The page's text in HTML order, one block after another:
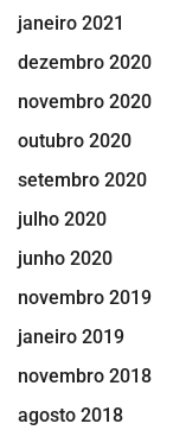
janeiro 2021
dezembro 2020
novembro 2020
outubro 2020
setembro 2020
julho 2020
junho 2020
novembro 2019
janeiro 2019
novembro 2018
agosto 2018